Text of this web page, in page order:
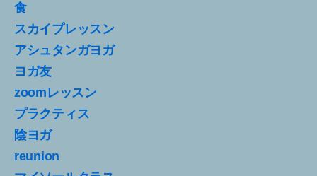
食
スカイプレッスン
アシュタンガヨガ
ヨガ友
zoomレッスン
プラクティス
陰ヨガ
reunion